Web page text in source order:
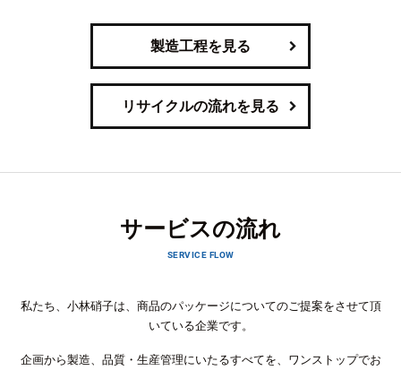
製造工程を見る
リサイクルの流れを見る
サービスの流れ
SERVICE FLOW
私たち、小林硝子は、商品のパッケージについてのご提案をさせて頂
いている企業です。
企画から製造、品質・生産管理にいたるすべてを、ワンストップでお